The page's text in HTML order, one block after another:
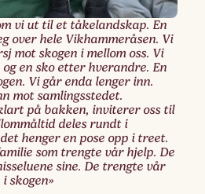
vi ut til et tåkelandskap. En
over hele Vikhammeråsen. Vi
mot skogen i mellom oss. Vi
en sko etter hverandre. En
Vi går enda lenger inn.
mot samlingsstedet.
på bakken, inviterer oss til
deles rundt i
henger en pose opp i treet.
som trengte vår hjelp. De
sine. De trengte vår
skogen»